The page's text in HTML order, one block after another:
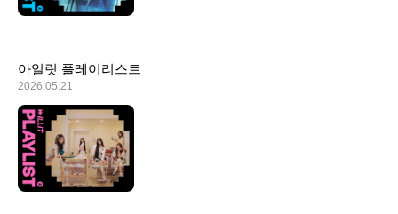
아일릿 플레이리스트
2026.05.21